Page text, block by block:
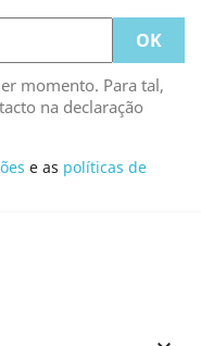
momento. Para tal,
na declaração
e as políticas de